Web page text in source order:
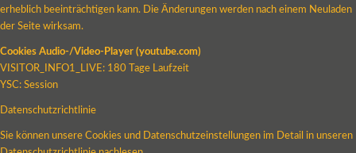
erheblich beeinträchtigen kann. Die Änderungen werden nach einem Neuladen
der Seite wirksam.
Cookies Audio-/Video-Player (youtube.com)
VISITOR_INFO1_LIVE: 180 Tage Laufzeit
YSC: Session
Datenschutzrichtlinie
Sie können unsere Cookies und Datenschutzeinstellungen im Detail in unseren